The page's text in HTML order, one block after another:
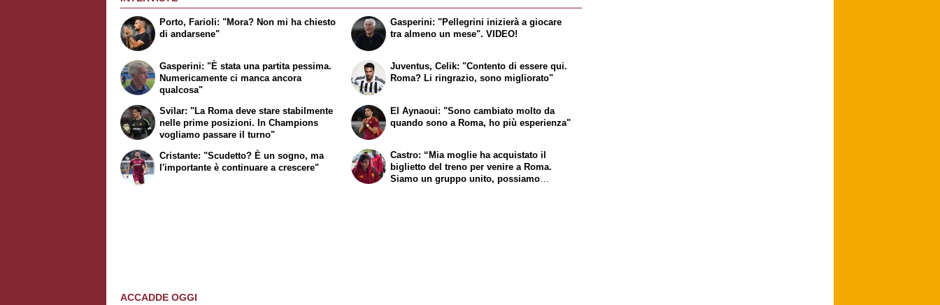
Porto, Farioli: "Mora? Non mi ha chiesto
di andarsene"
Gasperini: "È stata una partita pessima.
Numericamente ci manca ancora
qualcosa"
Gasperini: "Pellegrini inizierà a giocare
tra almeno un mese". VIDEO!
Juventus, Celik: "Contento di essere qui.
Roma? Li ringrazio, sono migliorato"
Svilar: "La Roma deve stare stabilmente
nelle prime posizioni. In Champions
vogliamo passare il turno"
Cristante: "Scudetto? È un sogno, ma
l'importante è continuare a crescere"
El Aynaoui: "Sono cambiato molto da
quando sono a Roma, ho più esperienza"
Castro: “Mia moglie ha acquistato il
biglietto del treno per venire a Roma.
Siamo un gruppo unito, possiamo
ACCADDE OGGI